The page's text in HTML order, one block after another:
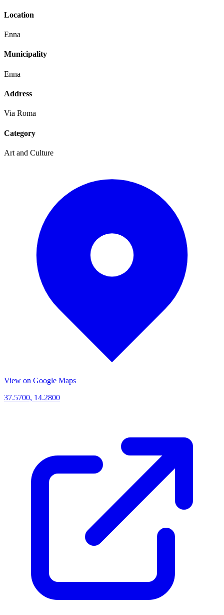
Location
Enna
Municipality
Enna
Address
Via Roma
Category
Art and Culture
View on Google Maps
37.5700, 14.2800